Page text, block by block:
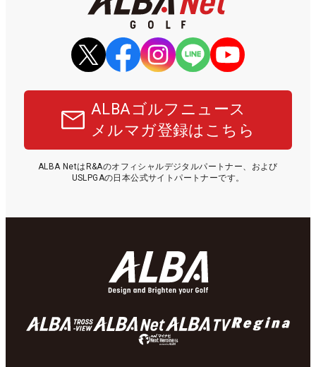
ALBAゴルフニュース
メルマガ登録はこちら
ALBA NetはR&Aのオフィシャルデジタルパートナー、および
USLPGAの日本公式サイトパートナーです。